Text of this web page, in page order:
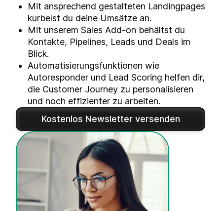
Mit ansprechend gestalteten Landingpages
kurbelst du deine Umsätze an.
Mit unserem Sales Add-on behältst du
Kontakte, Pipelines, Leads und Deals im
Blick.
Automatisierungsfunktionen wie
Autoresponder und Lead Scoring helfen dir,
die Customer Journey zu personalisieren
und noch effizienter zu arbeiten.
Kostenlos Newsletter versenden